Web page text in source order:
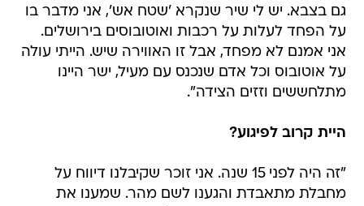
גם בצבא. יש לי שיר שנקרא 'שטח אש', אני מדבר בו
על הפחד לעלות על רכבות ואוטובוסים בירושלים.
אני אמנם לא מפחד, אבל זו האווירה שיש. הייתי עולה
על אוטובוס וכל אדם שנכנס עם מעיל, ישר היינו
מתלחששים וזזים הצידה".
היית קרוב לפיגוע?
"זה היה לפני 15 שנה. אני זוכר שקיבלנו דיווח על
מחבלת מתאבדת והגענו לשם מהר. שמענו את